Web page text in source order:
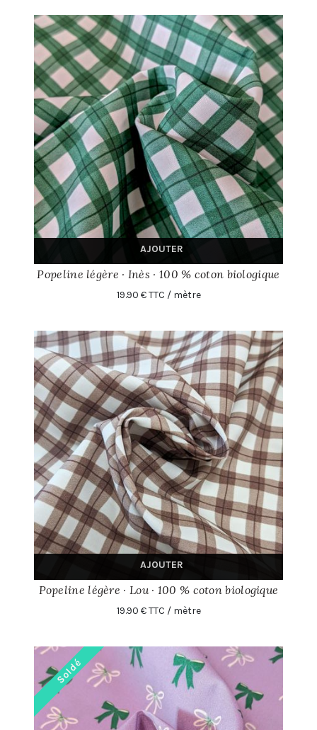
AJOUTER
Popeline légère · Inès · 100 % coton biologique
19.90 € TTC / mètre
AJOUTER
Popeline légère · Lou · 100 % coton biologique
19.90 € TTC / mètre
Soldé